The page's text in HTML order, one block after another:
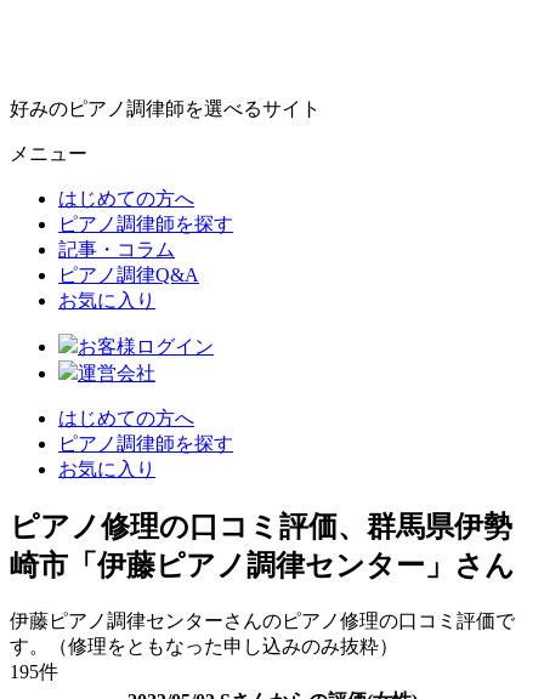
好みのピアノ調律師を選べるサイト
メニュー
はじめての方へ
ピアノ調律師を探す
記事・コラム
ピアノ調律Q&A
お気に入り
お客様ログイン
運営会社
はじめての方へ
ピアノ調律師を探す
お気に入り
ピアノ修理の口コミ評価、群馬県伊勢
崎市「伊藤ピアノ調律センター」さん
伊藤ピアノ調律センターさんのピアノ修理の口コミ評価で
す。（修理をともなった申し込みのみ抜粋）
195件